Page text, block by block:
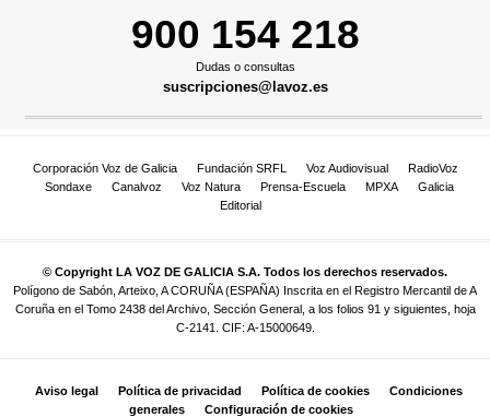
900 154 218
Dudas o consultas
suscripciones@lavoz.es
Corporación Voz de Galicia Fundación SRFL Voz Audiovisual
RadioVoz
Sondaxe
Canalvoz Voz Natura Prensa-Escuela MPXA
Galicia
Editorial
© Copyright LA VOZ DE GALICIA S.A. Todos los derechos reservados.
Polígono de Sabón, Arteixo, A CORUÑA (ESPAÑA) Inscrita en el Registro Mercantil de A
Coruña en el Tomo 2438 del Archivo, Sección General, a los folios 91 y siguientes, hoja
C-2141. CIF: A-15000649.
Aviso legal Política de privacidad Política de cookies
Condiciones
generales
Configuración de cookies